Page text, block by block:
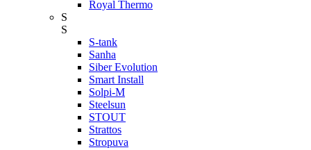
Royal Thermo
S
S
S-tank
Sanha
Siber Evolution
Smart Install
Solpi-M
Steelsun
STOUT
Strattos
Stropuva